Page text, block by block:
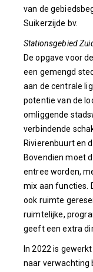
van de
Suikerzijde bv.
Stationsgebied
De opgave voor
een gemengd
aan de centrale
potentie van de
omliggende
verbindende
Rivierenbuurt en
Bovendien moet
entree worden,
mix aan functies.
ook ruimte
ruimtelijke,
geeft een extra
In 2022 is
naar verwachting